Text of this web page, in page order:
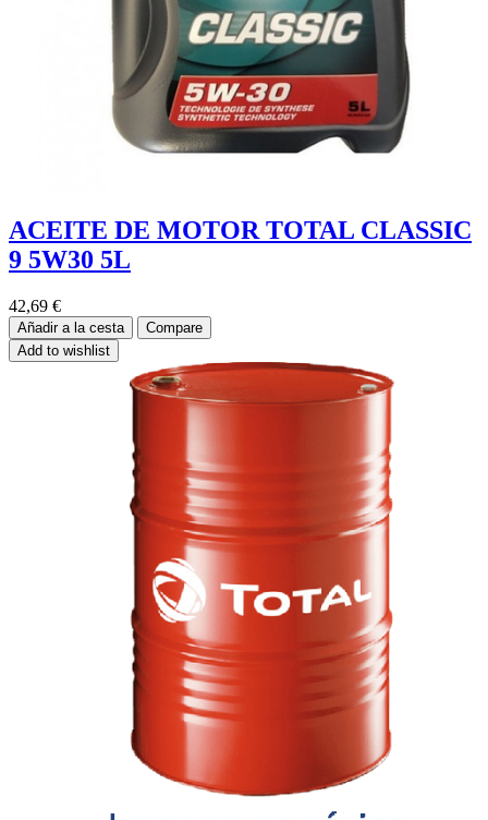
ACEITE DE MOTOR TOTAL CLASSIC
9 5W30 5L
42,69 €
Añadir a la cesta
Compare
Add to wishlist